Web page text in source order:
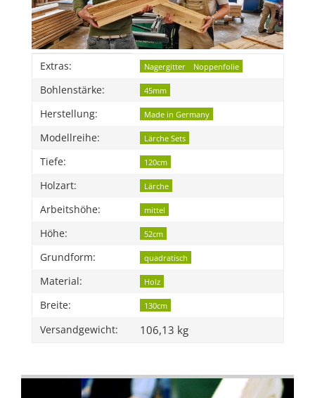
Produkteigenschaft
Wert
Extras: Nagergitter Noppenfolie
Bohlenstärke: 45mm
Herstellung: Made in Germany
Modellreihe: Lärche Sets
Tiefe: 120cm
Holzart: Lärche
Arbeitshöhe: mittel
Höhe: 52cm
Grundform: quadratisch
Material: Holz
Breite: 130cm
Versandgewicht: 106,13 kg